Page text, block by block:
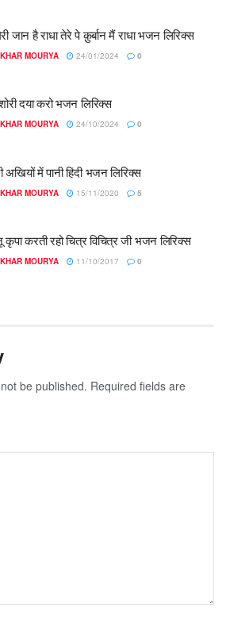
जान है राधा तेरे पे क़ुर्बान मैं राधा भजन लिरिक्स
MOURYA 24/01/2024 0
दया करो भजन लिरिक्स
MOURYA 24/10/2024 0
अखियों में पानी हिंदी भजन लिरिक्स
MOURYA 15/11/2020 5
कृपा करती रहो चित्र विचित्र जी भजन लिरिक्स
MOURYA 11/10/2017 0
be published. Required fields are